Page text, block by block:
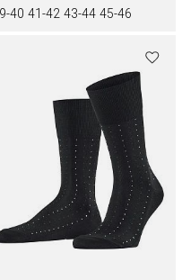
40 41-42 43-44 45-46